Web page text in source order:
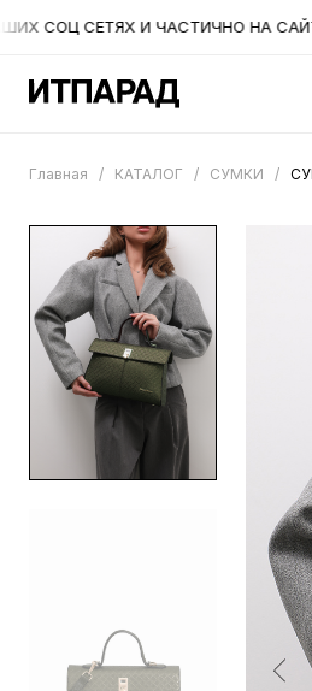
СЕТЯХ И ЧАСТИЧНО НА САЙТЕ
Главная / КАТАЛОГ / СУМКИ /